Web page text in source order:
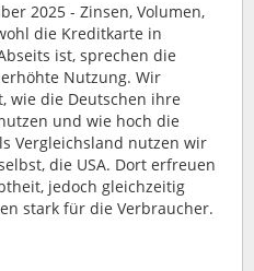
2025 - Zinsen, Volumen,
die Kreditkarte in
ist, sprechen die
Nutzung. Wir
wie die Deutschen ihre
und wie hoch die
Vergleichsland nutzen wir
die USA. Dort erfreuen
jedoch gleichzeitig
stark für die Verbraucher.